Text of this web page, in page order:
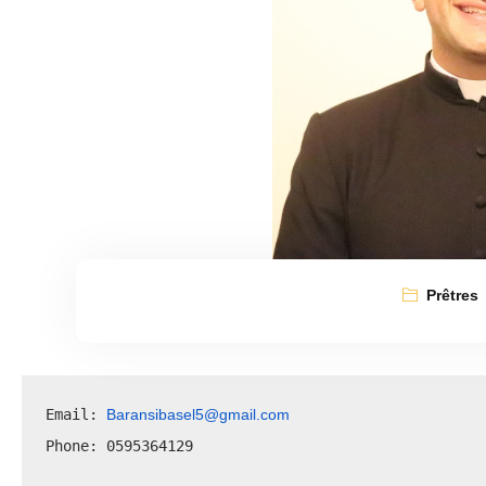
Prêtres
Email: Baransibasel5@gmail.com
Phone: 0595364129